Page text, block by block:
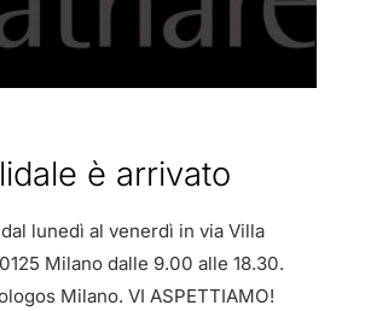
è arrivato
lunedì al venerdì in via Villa
Milano dalle 9.00 alle 18.30.
Milano. VI ASPETTIAMO!